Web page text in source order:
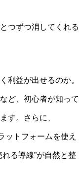
つずつ消してくれる
利益が出せるのか。
ど、初心者が知って
す。さらに、
ットフォームを使え
る導線”が自然と整